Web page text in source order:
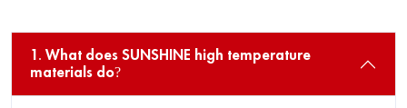
1. What does SUNSHINE high temperature
materials do?